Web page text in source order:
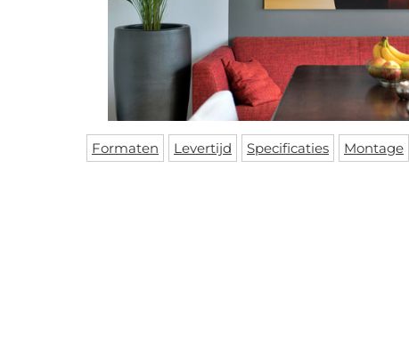
Formaten Levertijd Specificaties Montage